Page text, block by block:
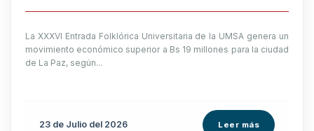
La XXXVI Entrada Folklórica Universitaria de la UMSA genera un
movimiento económico superior a Bs 19 millones para la ciudad
de La Paz, según...
23 de Julio del 2026 Leer más